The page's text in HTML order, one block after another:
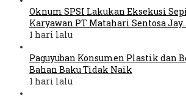
Oknum SPSI Lakukan Eksekusi
Karyawan PT Matahari Sentosa
1 hari lalu
Paguyuban Konsumen Plastik dan
Bahan Baku Tidak Naik
1 hari lalu